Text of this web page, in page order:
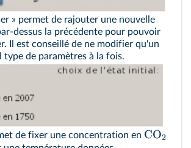
» permet de rajouter une nouvelle
dessus la précédente pour pouvoir
Il est conseillé de ne modifier qu'un
type de paramètres à la fois.
de fixer une concentration en CO2